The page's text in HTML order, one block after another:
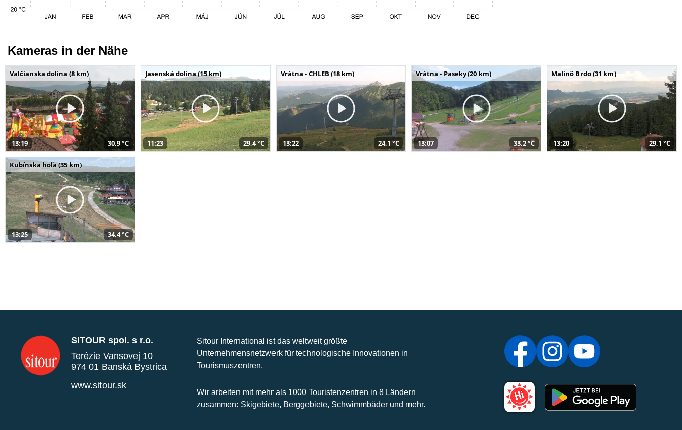
Kameras in der Nähe
Valčianska dolina (8 km)
13:19 30,9 °C
Jasenská dolina (15 km)
11:23 29,4 °C
Vrátna - CHLEB (18 km)
13:22 24,1 °C
Vrátna - Paseky (20 km)
13:07 33,2 °C
Malinô Brdo (31 km)
13:20 29,1 °C
Kubínska hoľa (35 km)
13:25 34,4 °C
SITOUR spol. s r.o.
Terézie Vansovej 10
974 01 Banská Bystrica
www.sitour.sk
Sitour International ist das weltweit größte
Unternehmensnetzwerk für technologische Innovationen in
Tourismuszentren.
Wir arbeiten mit mehr als 1000 Touristenzentren in 8 Ländern
zusammen: Skigebiete, Berggebiete, Schwimmbäder und mehr.